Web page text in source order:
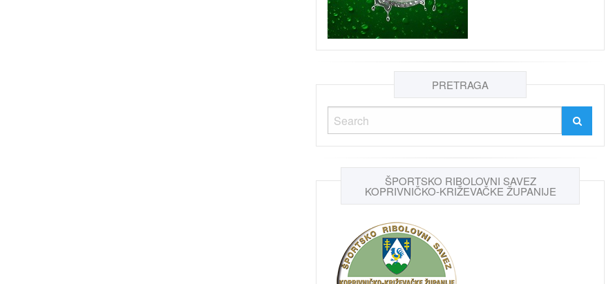
PRETRAGA
ŠPORTSKO RIBOLOVNI SAVEZ
KOPRIVNIČKO-KRIŽEVAČKE ŽUPANIJE